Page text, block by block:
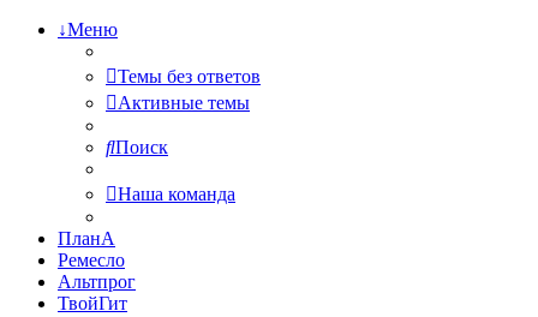
↓Меню
Темы без ответов
Активные темы
Поиск
Наша команда
ПланА
Ремесло
Альтпрог
ТвойГит